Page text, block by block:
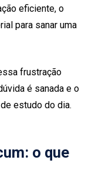
eficiente, o
para sanar uma
frustração
é sanada e o
estudo do dia.
o que